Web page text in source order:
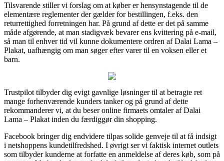
Tilsvarende stiller vi forslag om at køber er hensynstagende til de
elementære reglementer der gælder for bestillingen, f.eks. den
returrettighed forretningen har. På grund af dette er det på samme
måde afgørende, at man stadigvæk bevarer ens kvittering på e-mail,
så man til enhver tid vil kunne dokumentere ordren af Dalai Lama –
Plakat, uafhængig om man søger efter varer til en voksen eller et
barn.
Trustpilot tilbyder dig evigt gavnlige løsninger til at betragte ret
mange forhenværende kunders tanker og på grund af dette
rekommanderer vi, at du beser online firmaets omtaler af Dalai
Lama – Plakat inden du færdiggør din shopping.
Facebook bringer dig endvidere tilpas solide genveje til at få indsigt
i netshoppens kundetilfredshed. I øvrigt ser vi faktisk internet outlets
som tilbyder kunderne at forfatte en anmeldelse af deres køb, som på